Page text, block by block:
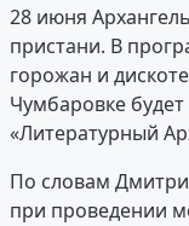
28 июня
пристани. В
горожан и
Чумбаровке
«Литературный
По словам
при проведении